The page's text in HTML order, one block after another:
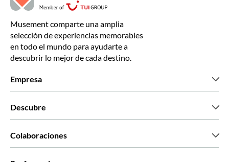
Musement comparte una amplia
selección de experiencias memorables
en todo el mundo para ayudarte a
descubrir lo mejor de cada destino.
Empresa
Descubre
Colaboraciones